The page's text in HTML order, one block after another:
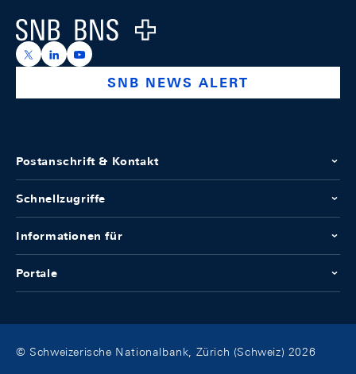
Logo
https://x.com/snb_bns
https://ch.linkedin.com/company/swiss-national-
https://www.youtube.com/@swissnationalbank
SNB NEWS ALERT
Postanschrift & Kontakt
Schnellzugriffe
Informationen für
Portale
© Schweizerische Nationalbank, Zürich (Schweiz) 2026